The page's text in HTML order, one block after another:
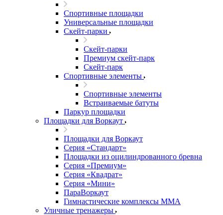
Спортивные площадки
Универсальные площадки
Скейт-парки
Скейт-парки
Премиум скейт-парк
Скейт-парк
Спортивные элементы
Спортивные элементы
Встраиваемые батуты
Паркур площадки
Площадки для Воркаут
Площадки для Воркаут
Серия «Стандарт»
Площадки из оцилиндрованного бревна
Серия «Премиум»
Серия «Квадрат»
Серия «Мини»
ПараВоркаут
Гимнастические комплексы ММА
Уличные тренажеры